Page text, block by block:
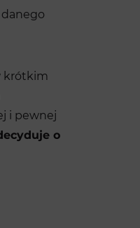
krótkim
i pewnej
o